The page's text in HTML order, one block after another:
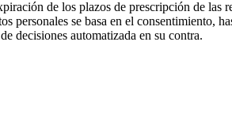
de los plazos de prescripción de
personales se basa en el consentimiento,
decisiones automatizada en su contra.